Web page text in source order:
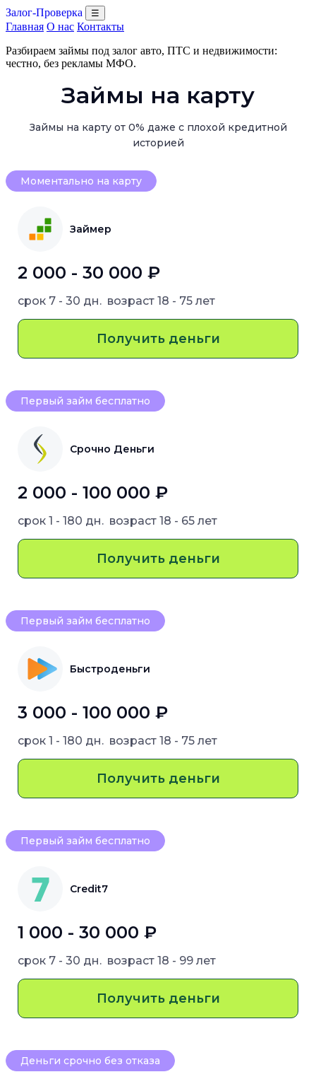
Залог-Проверка ☰
Главная О нас Контакты
Разбираем займы под залог авто, ПТС и недвижимости:
честно, без рекламы МФО.
Займы на карту
Займы на карту от 0% даже с плохой кредитной
историей
Моментально на карту
Займер
2 000 - 30 000 ₽
срок 7 - 30 дн. возраст 18 - 75 лет
Получить деньги
Первый займ бесплатно
Срочно Деньги
2 000 - 100 000 ₽
срок 1 - 180 дн. возраст 18 - 65 лет
Получить деньги
Первый займ бесплатно
Быстроденьги
3 000 - 100 000 ₽
срок 1 - 180 дн. возраст 18 - 75 лет
Получить деньги
Первый займ бесплатно
Credit7
1 000 - 30 000 ₽
срок 7 - 30 дн. возраст 18 - 99 лет
Получить деньги
Деньги срочно без отказа